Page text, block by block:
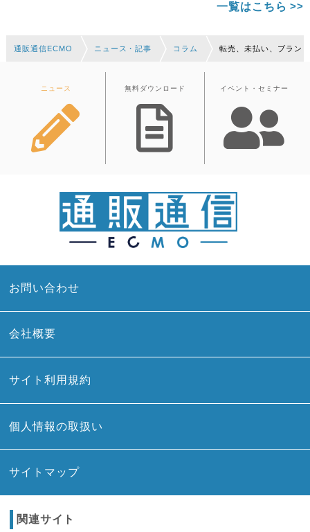
一覧はこちら
通販通信ECMO ニュース・記事 コラム 転売、未払い、ブラン
ニュース 無料ダウンロード イベント・セミナー
お問い合わせ
会社概要
サイト利用規約
個人情報の取扱い
サイトマップ
関連サイト